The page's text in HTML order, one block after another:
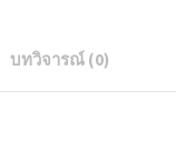
บทวิจารณ์ (0)